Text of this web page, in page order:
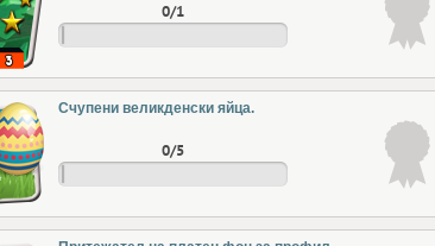
0/1
Счупени великденски яйца.
0/5